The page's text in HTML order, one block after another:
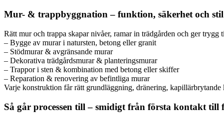
Mur- & trappbyggnation – funktion, säkerhet och stil
Rätt mur och trappa skapar nivåer, ramar in trädgården och ger
– Bygge av murar i natursten, betong eller granit
– Stödmurar & avgränsande murar
– Dekorativa trädgårdsmurar & planteringsmurar
– Trappor i sten & kombination med betong eller skiffer
– Reparation & renovering av befintliga murar
Varje konstruktion får rätt grundläggning, dränering,
Så går processen till – smidigt från första kontakt till